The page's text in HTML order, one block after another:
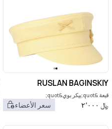
RUSLAN BAGINSKIY
قبعة &quot;بيكر بوي&quot;
﷼ ٢٬٠٠٠ سعر الأعضاء